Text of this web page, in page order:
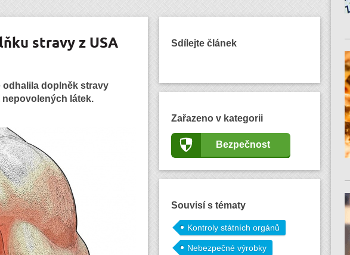
stravy z USA
odhalila doplněk stravy
látek.
Sdílejte článek
Zařazeno v kategorii
Bezpečnost
Souvisí s tématy
Kontroly státních orgánů
Nebezpečné výrobky